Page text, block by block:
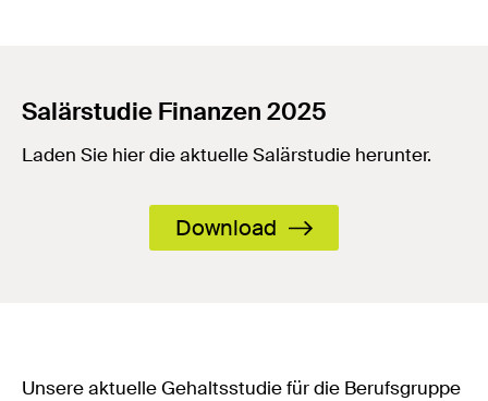
Salärstudie Finanzen 2025
Laden Sie hier die aktuelle Salärstudie herunter.
Download
Unsere aktuelle Gehaltsstudie für die Berufsgruppe